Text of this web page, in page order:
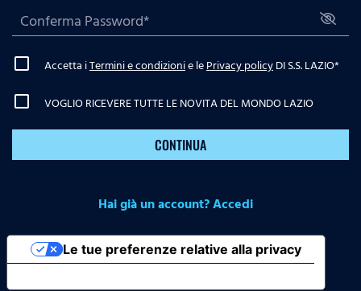
Accetta iTermini e condizionie lePrivacy policyDI S.S. LAZIO*
VOGLIO RICEVERE TUTTE LE NOVITA DEL MONDO LAZIO
CONTINUA
Hai già un account? Accedi
Le tue preferenze relative alla privacy